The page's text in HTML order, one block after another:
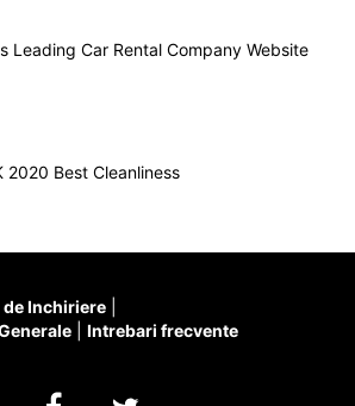
Leading Car Rental Company Website
2020 Best Cleanliness
Inchiriere
Intrebari frecvente